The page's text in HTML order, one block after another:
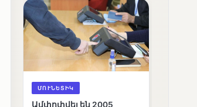
ՄՈՒՆԵՏԻԿ
Ամփոփվել են 2005